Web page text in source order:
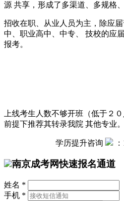
源 共享，形成了多渠道、多规格
招收在职、从业人员为主，除应
中、职业高中、中专、 技校的应
报考。
上线考生人数不够开班（低于２
前提下推荐其转录我院 其他专业。
学历提升咨询 ：
南京成考网快速报名通道
姓名 *
手机 *